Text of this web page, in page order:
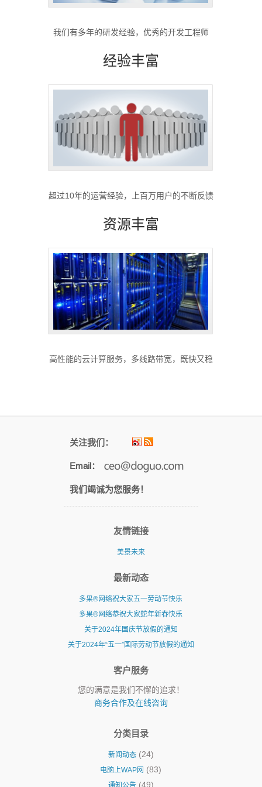
我们有多年的研发经验，优秀的开发工程师
经验丰富
超过10年的运营经验，上百万用户的不断反馈
资源丰富
高性能的云计算服务，多线路带宽，既快又稳
关注我们：
Email：
我们竭诚为您服务！
友情链接
美景未来
最新动态
多果®网络祝大家五一劳动节快乐
多果®网络恭祝大家蛇年新春快乐
关于2024年国庆节放假的通知
关于2024年“五一”国际劳动节放假的通知
客户服务
您的满意是我们不懈的追求！
商务合作及在线咨询
分类目录
新闻动态(24)
电脑上WAP网 (83)
通知公告(49)